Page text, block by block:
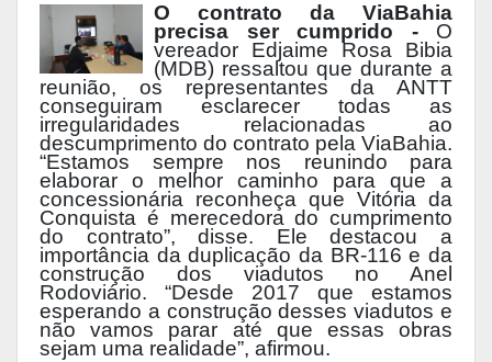
O contrato da ViaBahia
precisa ser cumprido -O
vereador Edjaime Rosa Bibia
(MDB) ressaltou que durante a
reunião, os representantes da ANTT
conseguiram esclarecer todas as
irregularidades relacionadas ao
descumprimento do contrato pela ViaBahia.
“Estamos sempre nos reunindo para
elaborar o melhor caminho para que a
concessionária reconheça que Vitória da
Conquista é merecedora do cumprimento
do contrato”, disse. Ele destacou a
importância da duplicação da BR-116 e da
construção dos viadutos no Anel
Rodoviário. “Desde 2017 que estamos
esperando a construção desses viadutos e
não vamos parar até que essas obras
sejam uma realidade”, afirmou.